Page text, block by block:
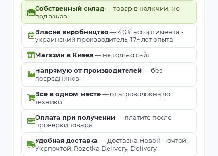
Собственный склад— товар в наличии, не
под заказ
Власне виробництво — 40% ассортимента -
украинский производитель, 17+ лет опыта
Магазин в Киеве— не только сайт
Напрямую от производителей— без
посредников
Все в одном месте— от агроволокна до
техники
Оплата при получении— платите после
проверки товара
Удобная доставка — Доставка Новой Почтой,
Укрпочтой, Rozetka Delivery, Delivery